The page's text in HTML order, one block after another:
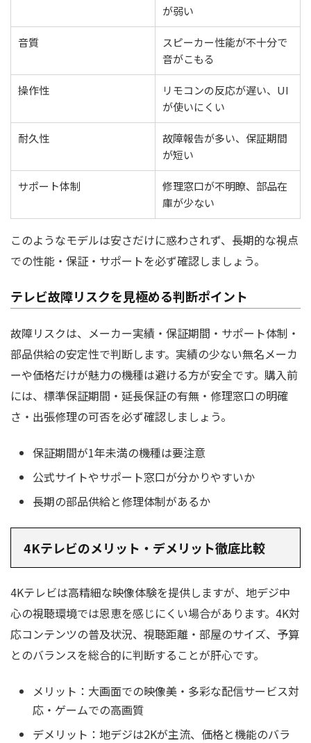
が弱い
音質
スピーカー性能が不十分で
音がこもる
操作性
リモコンの反応が遅い、UI
が使いにくい
耐久性
故障報告が多い、保証期間
が短い
サポート体制
修理窓口が不明瞭、部品在
庫が少ない
このようなモデルは安さだけに惑わされず、長期的な視点
での性能・保証・サポートを必ず確認しましょう。
テレビ故障リスクを見極める判断ポイント
故障リスクは、メーカー実績・保証期間・サポート体制・
部品供給の安定性で判断します。実績の少ない無名メーカ
ーや価格だけが魅力の機種は避ける方が安全です。購入前
には、標準保証期間・延長保証の有無・修理窓口の明確
さ・出張修理の可否を必ず確認しましょう。
保証期間が1年未満の機種は要注意
公式サイトやサポート窓口が分かりやすいか
長期の部品供給と修理体制があるか
4Kテレビのメリット・デメリット徹底比較
4Kテレビは高精細な映像体験を提供しますが、地デジ中
心の視聴環境では恩恵を感じにくい場合があります。4K対
応コンテンツの普及状況、視聴距離・部屋のサイズ、予算
とのバランスを総合的に判断することが肝心です。
メリット：大画面での映像美・多彩な配信サービス対
応・ゲームでの高画質
デメリット：地デジは2Kが主流、価格と機能のバラ